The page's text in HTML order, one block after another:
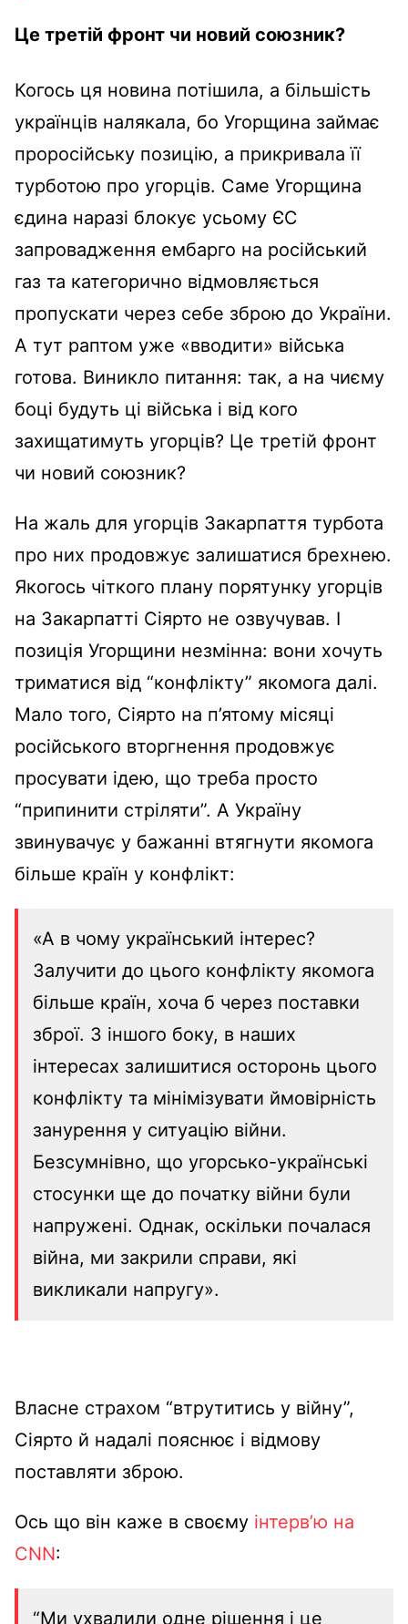
Це третій фронт чи новий союзник?
Когось ця новина потішила, а більшість
українців налякала, бо Угорщина займає
проросійську позицію, а прикривала її
турботою про угорців. Саме Угорщина
єдина наразі блокує усьому ЄС
запровадження ембарго на російський
газ та категорично відмовляється
пропускати через себе зброю до України.
А тут раптом уже «вводити» війська
готова. Виникло питання: так, а на чиєму
боці будуть ці війська і від кого
захищатимуть угорців? Це третій фронт
чи новий союзник?
На жаль для угорців Закарпаття турбота
про них продовжує залишатися брехнею.
Якогось чіткого плану порятунку угорців
на Закарпатті Сіярто не озвучував. І
позиція Угорщини незмінна: вони хочуть
триматися від “конфлікту” якомога далі.
Мало того, Сіярто на п’ятому місяці
російського вторгнення продовжує
просувати ідею, що треба просто
“припинити стріляти”. А Україну
звинувачує у бажанні втягнути якомога
більше країн у конфлікт:
«А в чому український інтерес?
Залучити до цього конфлікту якомога
більше країн, хоча б через поставки
зброї. З іншого боку, в наших
інтересах залишитися осторонь цього
конфлікту та мінімізувати ймовірність
занурення у ситуацію війни.
Безсумнівно, що угорсько-українські
стосунки ще до початку війни були
напружені. Однак, оскільки почалася
війна, ми закрили справи, які
викликали напругу».
Власне страхом “втрутитись у війну”,
Сіярто й надалі пояснює і відмову
поставляти зброю.
Ось що він каже в своєму інтерв’ю на
CNN:
“Ми ухвалили одне рішення і це